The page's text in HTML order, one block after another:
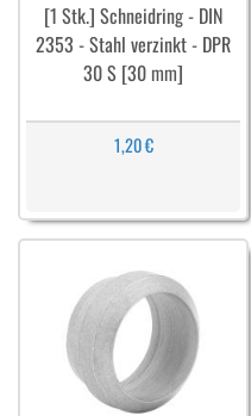
[1 Stk.] Schneidring - DIN
2353 - Stahl verzinkt - DPR
30 S [30 mm]
1,20 €